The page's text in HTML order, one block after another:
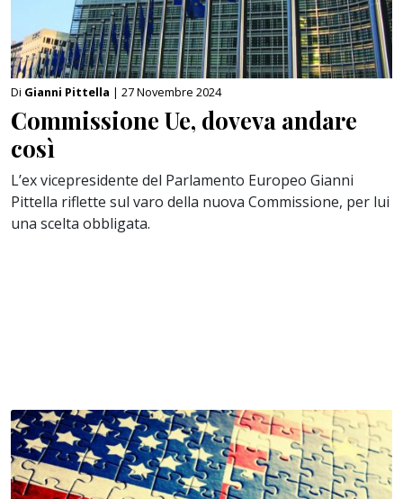
Di Gianni Pittella | 27 Novembre 2024
Commissione Ue, doveva andare
così
L’ex vicepresidente del Parlamento Europeo Gianni
Pittella riflette sul varo della nuova Commissione, per lui
una scelta obbligata.